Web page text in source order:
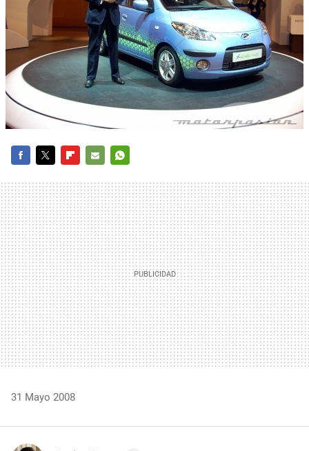
MAIL
31 Mayo 2008